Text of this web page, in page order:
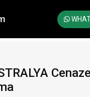
Cenaze